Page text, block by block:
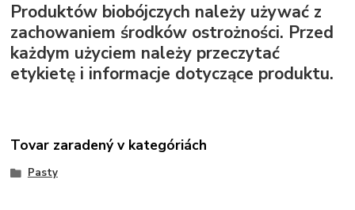
Produktów biobójczych należy używać z
zachowaniem środków ostrożności. Przed
każdym użyciem należy przeczytać
etykietę i informacje dotyczące produktu.
Tovar zaradený v kategóriách
Pasty